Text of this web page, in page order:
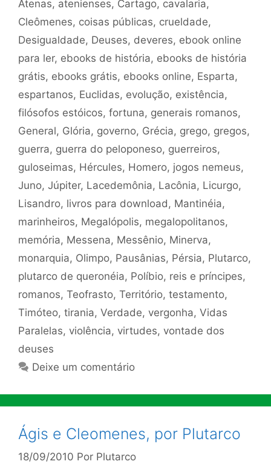
Atenas, atenienses, Cartago, cavalaria,
Cleômenes, coisas públicas, crueldade,
Desigualdade, Deuses, deveres, ebook online
para ler, ebooks de história, ebooks de história
grátis, ebooks grátis, ebooks online, Esparta,
espartanos, Euclidas, evolução, existência,
filósofos estóicos, fortuna, generais romanos,
General, Glória, governo, Grécia, grego, gregos,
guerra, guerra do peloponeso, guerreiros,
guloseimas, Hércules, Homero, jogos nemeus,
Juno, Júpiter, Lacedemônia, Lacônia, Licurgo,
Lisandro, livros para download , Mantinéia,
marinheiros, Megalópolis, megalopolitanos,
memória, Messena, Messênio, Minerva,
monarquia, Olimpo, Pausânias, Pérsia, Plutarco,
plutarco de queronéia, Políbio, reis e príncipes,
romanos, Teofrasto, Território, testamento,
Timóteo, tirania, Verdade, vergonha, Vidas
Paralelas, violência, virtudes, vontade dos
deuses
Deixe um comentário
Ágis e Cleomenes, por Plutarco
18/09/2010 Por Plutarco